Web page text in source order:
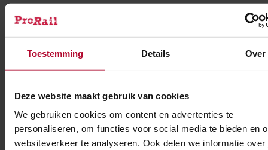
Toestemming Details Over
Deze website maakt gebruik van cookies
We gebruiken cookies om content en advertenties te
personaliseren, om functies voor social media te bieden en
websiteverkeer te analyseren. Ook delen we informatie over